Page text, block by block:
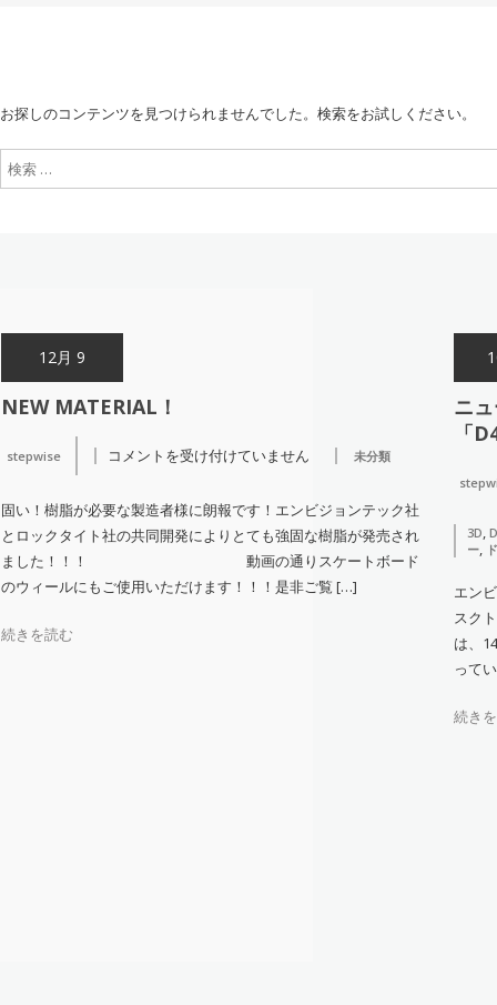
お探しのコンテンツを見つけられませんでした。検索をお試しください。
12月 9
NEW MATERIAL！
stepwise
NEW
は
コメントを受け付けていません 未分類
固い！樹脂が必要な製造者様に朗報です！エンビジョンテック社
とロックタイト社の共同開発によりとても強固な樹脂が発売され
ました！！！ 動画の通りスケートボード
のウィールにもご使用いただけます！！！是非ご覧 […]
続きを読む
ニ
「
3D,
ー,
エン
スク
は、
って
続き